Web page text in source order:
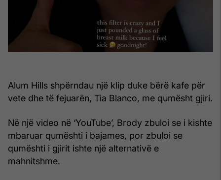
Alum Hills shpërndau një klip duke bërë kafe për
vete dhe të fejuarën, Tia Blanco, me qumësht gjiri.
Në një video në ‘YouTube’, Brody zbuloi se i kishte
mbaruar qumështi i bajames, por zbuloi se
qumështi i gjirit ishte një alternativë e
mahnitshme.